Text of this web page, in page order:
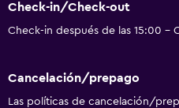
Wifi disponible en todas las
Internet
Artículos de aseo gratis
Check-in/Check-out
Check-in después de las 15:00 -
Cancelación/prepago
Las políticas de cancelación/